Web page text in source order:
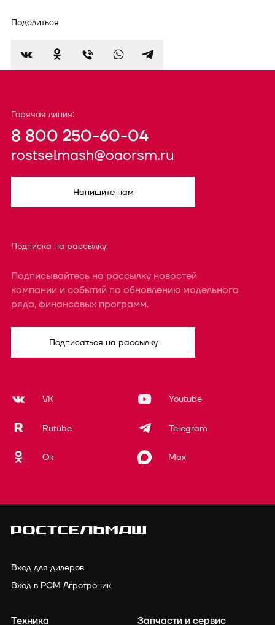
Поделиться
Горячая линия:
8 800 250-60-04
rostselmash@oaorsm.ru
Напишите нам
Подписка на рассылку:
Подписывайтесь на рассылку новостей
компании и событий по обновлению модельного
ряда, финансовых программ.
Подписаться на рассылку
VK Youtube
Rutube Telegram
Ok Max
Вход для дилеров
Вход в РСМ Агротроник
Техника
Запчасти и сервис